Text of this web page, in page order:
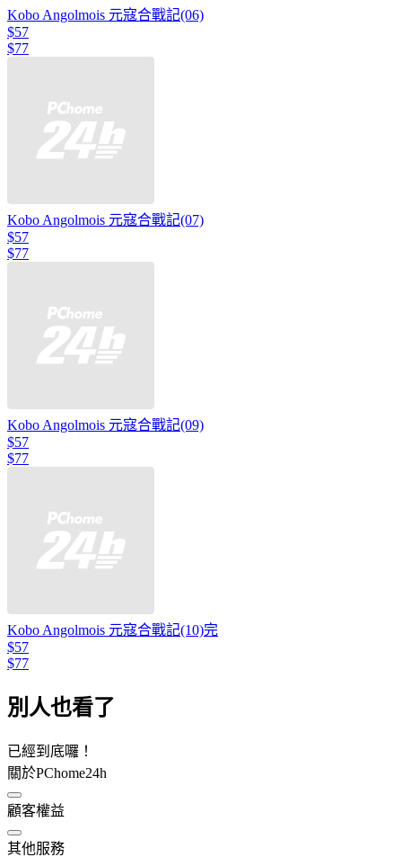
Kobo Angolmois 元寇合戰記(06)
$57
$77
Kobo Angolmois 元寇合戰記(07)
$57
$77
Kobo Angolmois 元寇合戰記(09)
$57
$77
Kobo Angolmois 元寇合戰記(10)完
$57
$77
別人也看了
已經到底囉！
關於PChome24h
顧客權益
其他服務